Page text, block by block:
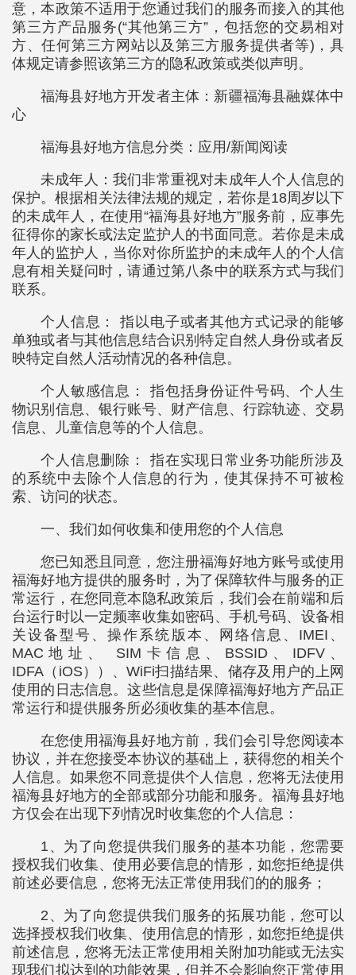
意，本政策不适用于您通过我们的服务而接入的其他
第三方产品服务(“其他第三方”，包括您的交易相对
方、任何第三方网站以及第三方服务提供者等)，具
体规定请参照该第三方的隐私政策或类似声明。
福海县好地方开发者主体：新疆福海县融媒体中
心
福海县好地方信息分类：应用/新闻阅读
未成年人：我们非常重视对未成年人个人信息的
保护。根据相关法律法规的规定，若你是18周岁以下
的未成年人，在使用“福海县好地方”服务前，应事先
征得你的家长或法定监护人的书面同意。若你是未成
年人的监护人，当你对你所监护的未成年人的个人信
息有相关疑问时，请通过第八条中的联系方式与我们
联系。
个人信息： 指以电子或者其他方式记录的能够
单独或者与其他信息结合识别特定自然人身份或者反
映特定自然人活动情况的各种信息。
个人敏感信息： 指包括身份证件号码、个人生
物识别信息、银行账号、财产信息、行踪轨迹、交易
信息、儿童信息等的个人信息。
个人信息删除： 指在实现日常业务功能所涉及
的系统中去除个人信息的行为，使其保持不可被检
索、访问的状态。
一、我们如何收集和使用您的个人信息
您已知悉且同意，您注册福海好地方账号或使用
福海好地方提供的服务时，为了保障软件与服务的正
常运行，在您同意本隐私政策后，我们会在前端和后
台运行时以一定频率收集如密码、手机号码、设备相
关设备型号、操作系统版本、网络信息、IMEI、
MAC地址、 SIM卡信息、BSSID、IDFV、
IDFA（iOS））、WiFi扫描结果、储存及用户的上网
使用的日志信息。这些信息是保障福海好地方产品正
常运行和提供服务所必须收集的基本信息。
在您使用福海县好地方前，我们会引导您阅读本
协议，并在您接受本协议的基础上，获得您的相关个
人信息。如果您不同意提供个人信息，您将无法使用
福海县好地方的全部或部分功能和服务。福海县好地
方仅会在出现下列情况时收集您的个人信息：
1、为了向您提供我们服务的基本功能，您需要
授权我们收集、使用必要信息的情形，如您拒绝提供
前述必要信息，您将无法正常使用我们的的服务；
2、为了向您提供我们服务的拓展功能，您可以
选择授权我们收集、使用信息的情形，如您拒绝提供
前述信息，您将无法正常使用相关附加功能或无法实
现我们拟达到的功能效果，但并不会影响您正常使用